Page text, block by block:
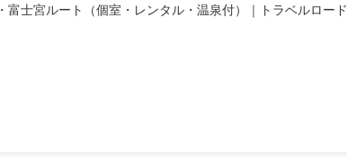
士宮ルート（個室・レンタル・温泉付）｜トラベルロード